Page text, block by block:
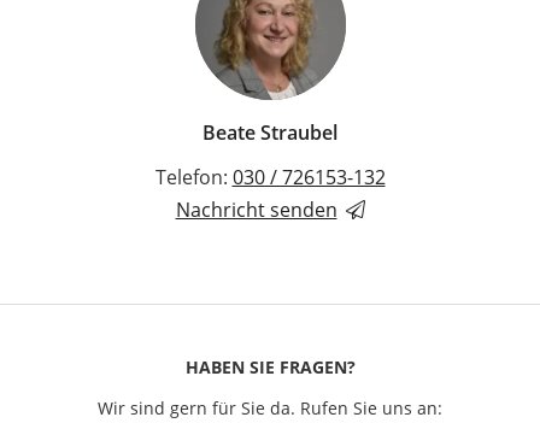
Beate Straubel
Telefon: 030 / 726153-132
Nachricht senden
HABEN SIE FRAGEN?
Wir sind gern für Sie da. Rufen Sie uns an: